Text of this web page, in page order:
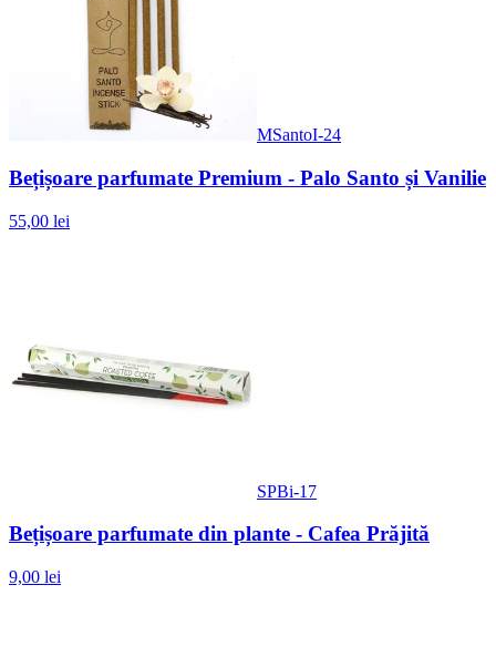
MSantoI-24
Bețișoare parfumate Premium - Palo Santo și Vanilie
55,00 lei
SPBi-17
Bețișoare parfumate din plante - Cafea Prăjită
9,00 lei